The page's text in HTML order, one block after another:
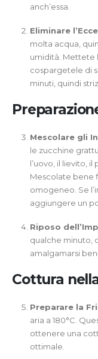
anch’essa.
Eliminare
molta acqua,
umidità. Mettete
cospargetele di
minuti, quindi
Mescolare gli
le zucchine
l’uovo, il lievito,
Mescolate bene
omogeneo. Se
aggiungere un
Riposo
qualche minuto,
amalgamarsi
Cottura
Preparare la
aria a 180°C.
ottenere una
ottimale.